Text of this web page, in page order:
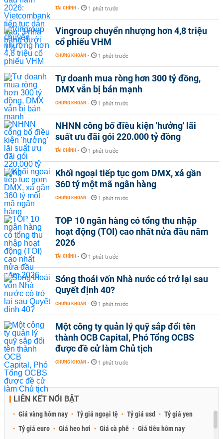
TÀI CHÍNH - 1 phút trước
Vingroup chuyển nhượng hơn 4,8 triệu
cổ phiếu VHM
CHỨNG KHOÁN - 1 phút trước
Tự doanh mua ròng hơn 300 tỷ đồng,
DMX vẫn bị bán mạnh
CHỨNG KHOÁN - 1 phút trước
NHNN công bố điều kiện 'hưởng' lãi
suất ưu đãi gói 220.000 tỷ đồng
TÀI CHÍNH - 1 phút trước
Khối ngoại tiếp tục gom DMX, xả gần
360 tỷ một mã ngân hàng
CHỨNG KHOÁN - 1 phút trước
TOP 10 ngân hàng có tổng thu nhập
hoạt động (TOI) cao nhất nửa đầu năm
2026
TÀI CHÍNH - 1 phút trước
Sóng thoái vốn Nhà nước có trở lại sau
Quyết định 40?
CHỨNG KHOÁN - 1 phút trước
Một công ty quản lý quỹ sắp đổi tên
thành OCB Capital, Phó Tổng OCBS
được đề cử làm Chủ tịch
CHỨNG KHOÁN - 1 phút trước
LIÊN KẾT NỔI BẬT
Giá vàng hôm nay Tỷ giá ngoại tệ Tỷ giá usd
Tỷ giá yen
Tỷ giá euro
Giá heo hơi Giá cà phê Giá tiêu hôm nay